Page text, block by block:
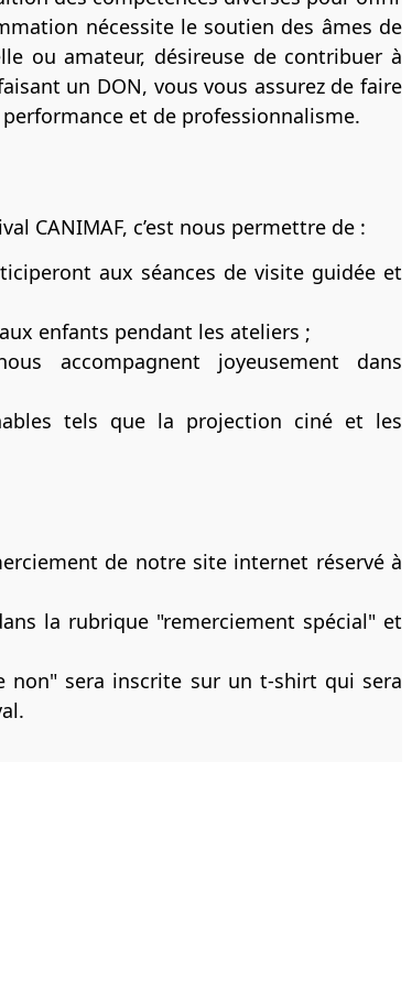
nécessite le soutien des âmes de
ou amateur, désireuse de contribuer à
un DON, vous vous assurez de faire
et de professionnalisme.
CANIMAF, c’est nous permettre de :
aux séances de visite guidée et
enfants pendant les ateliers ;
accompagnent joyeusement dans
tels que la projection ciné et les
de notre site internet réservé à
la rubrique "remerciement spécial" et
non" sera inscrite sur un t-shirt qui sera